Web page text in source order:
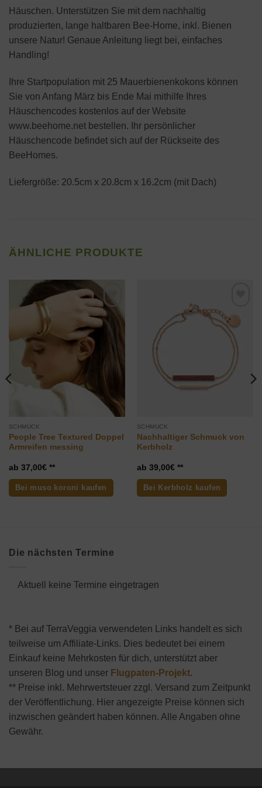
Häuschen. Unterstützen Sie mit dem nachhaltig
produzierten, lange haltbaren Bee-Home, inkl. Bienen
unsere Natur! Genaue Anleitung liegt bei, einfaches
Handling!
Ihre Startpopulation mit 25 Mauerbienenkokons können
Sie von Anfang März bis Ende Mai mithilfe Ihres
Häuschencodes kostenlos auf der Website
www.beehome.net bestellen. Ihr persönlicher
Häuschencode befindet sich auf der Rückseite des
BeeHomes.
Liefergröße: 20.5cm x 20.8cm x 16.2cm (mit Dach)
ÄHNLICHE PRODUKTE
Zur
Wunschliste
hinzufügen
SCHMUCK
People Tree Textured Doppel
Armreifen messing
37,00€
Bei muso koroni kaufen
Zur
Wunschliste
hinzufügen
SCHMUCK
Nachhaltiger Schmuck von
Kerbholz
39,00€
Bei Kerbholz kaufen
Die nächsten Termine
Aktuell keine Termine eingetragen
* Bei auf TerraVeggia verwendeten Links handelt es sich
teilweise um Affiliate-Links. Dies bedeutet bei einem
Einkauf keine Mehrkosten für dich, unterstützt aber
unseren Blog und unser Flugpaten-Projekt.
** Preise inkl. Mehrwertsteuer zzgl. Versand zum Zeitpunkt
der Veröffentlichung. Hier angezeigte Preise können sich
inzwischen geändert haben können. Alle Angaben ohne
Gewähr.